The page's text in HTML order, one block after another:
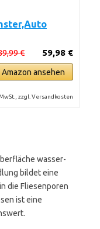
59,98 €
€
Amazon ansehen
zzgl. Versandkosten
wasser-
bildet eine
die Fliesenporen
ist eine